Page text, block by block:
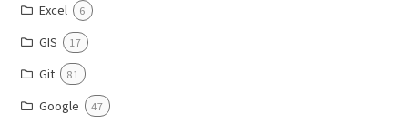
Excel 6
GIS 17
Git 81
Google 47